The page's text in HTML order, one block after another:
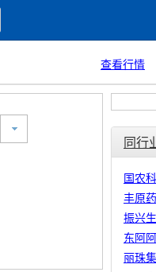
查看行情
同行
国农
丰原
振兴
东阿
丽珠